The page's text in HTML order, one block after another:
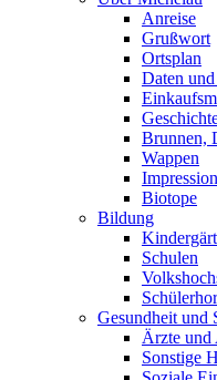
Anreise
Grußwort
Ortsplan
Daten
Brunnen,
Wappen
Biotope
Bildung
Schulen
Gesundheit und
Ärzte und
Sonstige